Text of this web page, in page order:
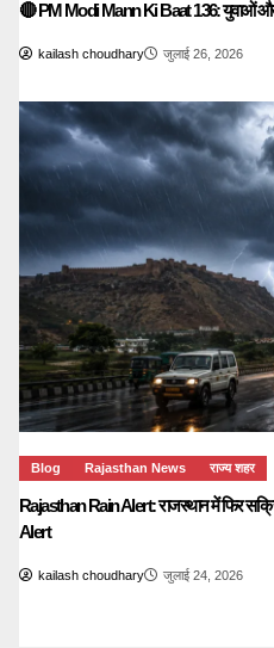
🔴 PM Modi Mann Ki Baat 136: युवाओं और
kailash choudhary जुलाई 26, 2026
Blog Rajasthan News राज्य शहर
Rajasthan Rain Alert: राजस्थान में फिर
Alert
kailash choudhary जुलाई 24, 2026